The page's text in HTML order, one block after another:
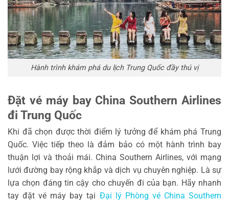
Hành trình khám phá du lịch Trung Quốc đầy thú vị
Đặt vé máy bay China Southern Airlines
đi Trung Quốc
Khi đã chọn được thời điểm lý tưởng để khám phá Trung
Quốc. Việc tiếp theo là đảm bảo có một hành trình bay
thuận lợi và thoải mái. China Southern Airlines, với mạng
lưới đường bay rộng khắp và dịch vụ chuyên nghiệp. Là sự
lựa chọn đáng tin cậy cho chuyến đi của bạn. Hãy nhanh
tay đặt vé máy bay tại Đại lý Phòng vé China Southern